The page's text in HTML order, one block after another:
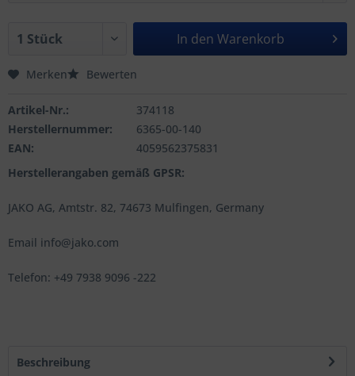
In den Warenkorb
Merken Bewerten
Artikel-Nr.:
374118
Herstellernummer:
6365-00-140
EAN:
4059562375831
Herstellerangaben gemäß GPSR:
JAKO AG, Amtstr. 82, 74673 Mulfingen, Germany
Email info@jako.com
Telefon: +49 7938 9096 -222
Beschreibung